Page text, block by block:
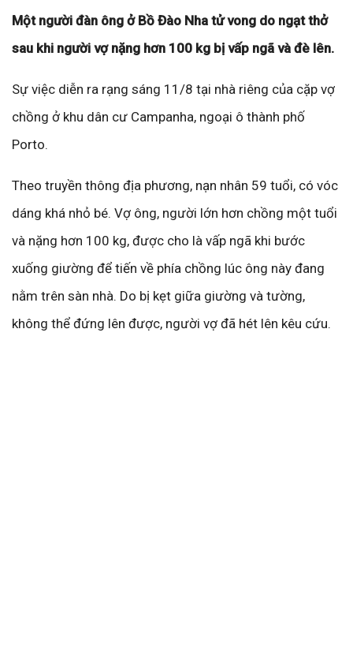
Một người đàn ông ở Bồ Đào Nha tử vong do ngạt thở
sau khi người vợ nặng hơn 100 kg bị vấp ngã và đè lên.
Sự việc diễn ra rạng sáng 11/8 tại nhà riêng của cặp vợ
chồng ở khu dân cư Campanha, ngoại ô thành phố
Porto.
Theo truyền thông địa phương, nạn nhân 59 tuổi, có vóc
dáng khá nhỏ bé. Vợ ông, người lớn hơn chồng một tuổi
và nặng hơn 100 kg, được cho là vấp ngã khi bước
xuống giường để tiến về phía chồng lúc ông này đang
nằm trên sàn nhà. Do bị kẹt giữa giường và tường,
không thể đứng lên được, người vợ đã hét lên kêu cứu.